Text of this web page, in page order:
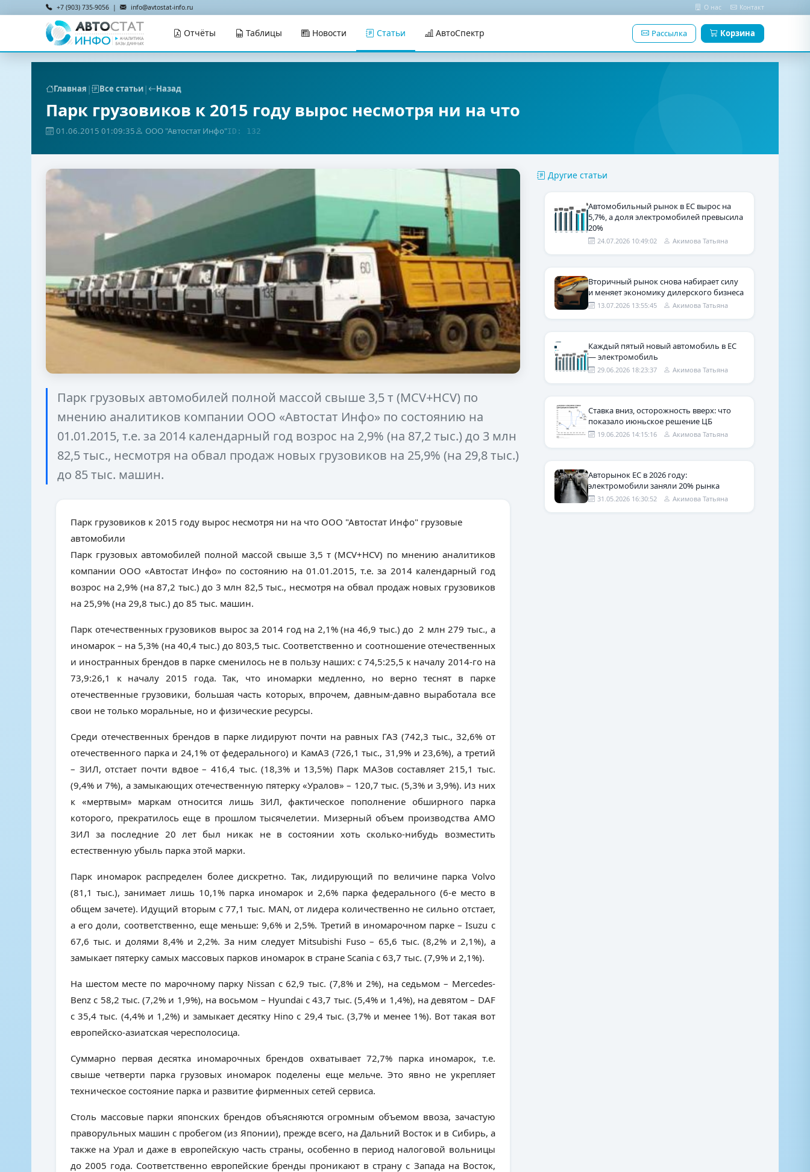
+7 (903) 735-9056 | info@avtostat-info.ru О нас Контакт
Отчёты Таблицы Новости Статьи АвтоСпектр Рассылка Корзина
Главная | Все статьи| Назад
Парк грузовиков к 2015 году вырос несмотря ни на что
01.06.2015 01:09:35 ООО "Автостат Инфо"ID: 132
Парк грузовых автомобилей полной массой свыше 3,5 т (MCV+HCV) по
мнению аналитиков компании ООО «Автостат Инфо» по состоянию на
01.01.2015, т.е. за 2014 календарный год возрос на 2,9% (на 87,2 тыс.) до 3 млн
82,5 тыс., несмотря на обвал продаж новых грузовиков на 25,9% (на 29,8 тыс.)
до 85 тыс. машин.
Парк грузовиков к 2015 году вырос несмотря ни на что ООО "Автостат Инфо" грузовые
автомобили
Парк грузовых автомобилей полной массой свыше 3,5 т (MCV+HCV) по мнению аналитиков
компании ООО «Автостат Инфо» по состоянию на 01.01.2015, т.е. за 2014 календарный год
возрос на 2,9% (на 87,2 тыс.) до 3 млн 82,5 тыс., несмотря на обвал продаж новых грузовиков
на 25,9% (на 29,8 тыс.) до 85 тыс. машин.
Парк отечественных грузовиков вырос за 2014 год на 2,1% (на 46,9 тыс.) до 2 млн 279 тыс., а
иномарок – на 5,3% (на 40,4 тыс.) до 803,5 тыс. Соответственно и соотношение отечественных
и иностранных брендов в парке сменилось не в пользу наших: с 74,5:25,5 к началу 2014-го на
73,9:26,1 к началу 2015 года. Так, что иномарки медленно, но верно теснят в парке
отечественные грузовики, большая часть которых, впрочем, давным-давно выработала все
свои не только моральные, но и физические ресурсы.
Среди отечественных брендов в парке лидируют почти на равных ГАЗ (742,3 тыс., 32,6% от
отечественного парка и 24,1% от федерального) и КамАЗ (726,1 тыс., 31,9% и 23,6%), а третий
– ЗИЛ, отстает почти вдвое – 416,4 тыс. (18,3% и 13,5%) Парк МАЗов составляет 215,1 тыс.
(9,4% и 7%), а замыкающих отечественную пятерку «Уралов» – 120,7 тыс. (5,3% и 3,9%). Из них
к «мертвым» маркам относится лишь ЗИЛ, фактическое пополнение обширного парка
которого, прекратилось еще в прошлом тысячелетии. Мизерный объем производства АМО
ЗИЛ за последние 20 лет был никак не в состоянии хоть сколько-нибудь возместить
естественную убыль парка этой марки.
Парк иномарок распределен более дискретно. Так, лидирующий по величине парка Volvo
(81,1 тыс.), занимает лишь 10,1% парка иномарок и 2,6% парка федерального (6-е место в
общем зачете). Идущий вторым с 77,1 тыс. MAN, от лидера количественно не сильно отстает,
а его доли, соответственно, еще меньше: 9,6% и 2,5%. Третий в иномарочном парке –Isuzu с
67,6 тыс. и долями 8,4% и 2,2%. За ним следует Mitsubishi Fuso– 65,6 тыс. (8,2% и 2,1%), а
замыкает пятерку самых массовых парков иномарок в стране Scania с 63,7 тыс. (7,9% и 2,1%).
На шестом месте по марочному парку Nissan с 62,9 тыс. (7,8% и 2%), на седьмом – Mercedes-
Benz с 58,2 тыс. (7,2% и 1,9%), на восьмом – Hyundai с 43,7 тыс. (5,4% и 1,4%), на девятом – DAF
с 35,4 тыс. (4,4% и 1,2%) и замыкает десятку Hino с 29,4 тыс. (3,7% и менее 1%). Вот такая вот
европейско-азиатская чересполосица.
Суммарно первая десятка иномарочных брендов охватывает 72,7% парка иномарок, т.е.
свыше четверти парка грузовых иномарок поделены еще мельче. Это явно не укрепляет
техническое состояние парка и развитие фирменных сетей сервиса.
Столь массовые парки японских брендов объясняются огромным объемом ввоза, зачастую
праворульных машин с пробегом (из Японии), прежде всего, на Дальний Восток и в Сибирь, а
также на Урал и даже в европейскую часть страны, особенно в период налоговой вольницы
до 2005 года. Соответственно европейские бренды проникают в страну с Запада на Восток,
Другие статьи
Автомобильный рынок в ЕС вырос на
5,7%, а доля электромобилей превысила
20%
24.07.2026 10:49:02 Акимова Татьяна
Вторичный рынок снова набирает силу
и меняет экономику дилерского бизнеса
13.07.2026 13:55:45 Акимова Татьяна
Каждый пятый новый автомобиль в ЕС
— электромобиль
29.06.2026 18:23:37 Акимова Татьяна
Ставка вниз, осторожность вверх: что
показало июньское решение ЦБ
19.06.2026 14:15:16 Акимова Татьяна
Авторынок ЕС в 2026 году:
электромобили заняли 20% рынка
31.05.2026 16:30:52 Акимова Татьяна